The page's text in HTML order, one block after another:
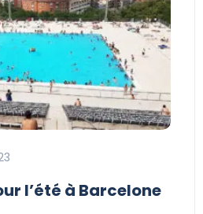
l’été à Barcelone